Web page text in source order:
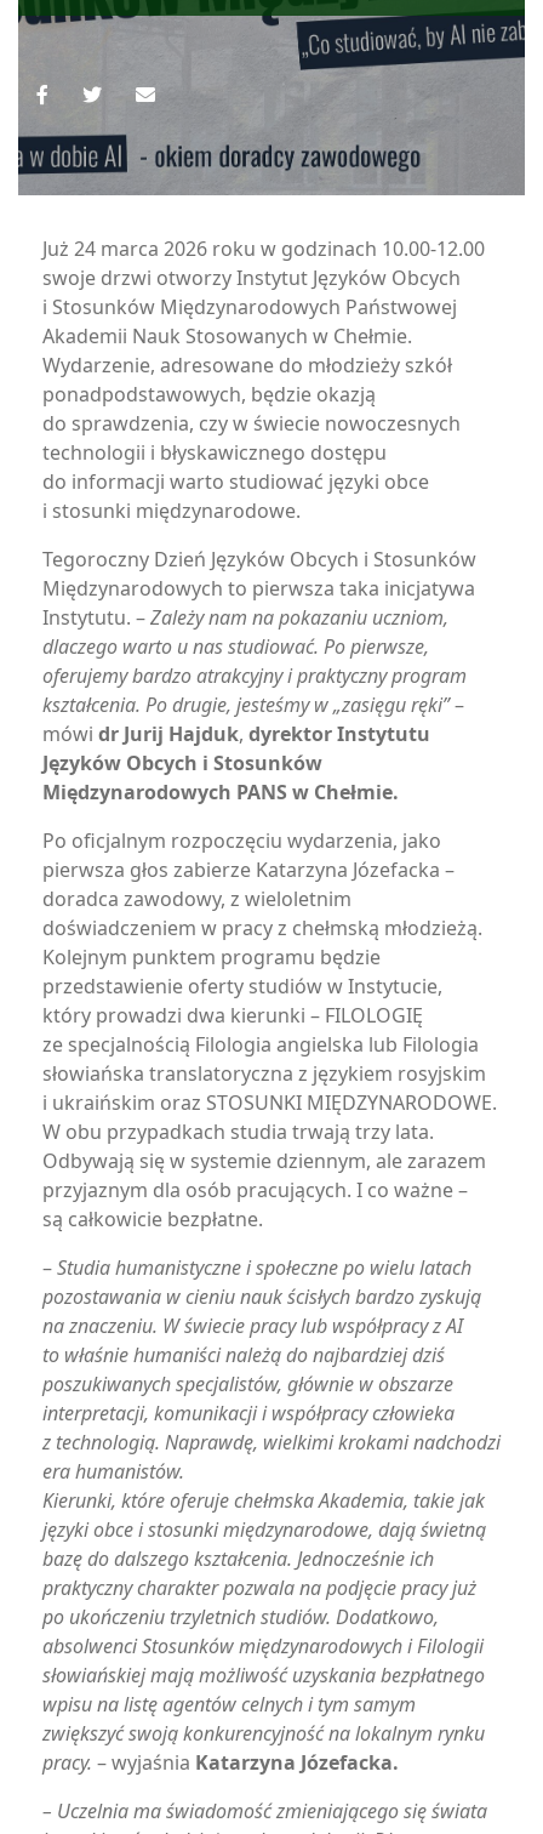
Już 24 marca 2026 roku w godzinach 10.00-12.00
swoje drzwi otworzy Instytut Języków Obcych
i Stosunków Międzynarodowych Państwowej
Akademii Nauk Stosowanych w Chełmie.
Wydarzenie, adresowane do młodzieży szkół
ponadpodstawowych, będzie okazją
do sprawdzenia, czy w świecie nowoczesnych
technologii i błyskawicznego dostępu
do informacji warto studiować języki obce
i stosunki międzynarodowe.
Tegoroczny Dzień Języków Obcych i Stosunków
Międzynarodowych to pierwsza taka inicjatywa
Instytutu. –Zależy nam na pokazaniu uczniom,
dlaczego warto u nas studiować. Po pierwsze,
oferujemy bardzo atrakcyjny i praktyczny program
kształcenia. Po drugie, jesteśmy w „zasięgu ręki”–
mówi dr Jurij Hajduk, dyrektor Instytutu
Języków Obcych i Stosunków
Międzynarodowych PANS w Chełmie.
Po oficjalnym rozpoczęciu wydarzenia, jako
pierwsza głos zabierze Katarzyna Józefacka –
doradca zawodowy, z wieloletnim
doświadczeniem w pracy z chełmską młodzieżą.
Kolejnym punktem programu będzie
przedstawienie oferty studiów w Instytucie,
który prowadzi dwa kierunki – FILOLOGIĘ
ze specjalnością Filologia angielska lub Filologia
słowiańska translatoryczna z językiem rosyjskim
i ukraińskim oraz STOSUNKI MIĘDZYNARODOWE.
W obu przypadkach studia trwają trzy lata.
Odbywają się w systemie dziennym, ale zarazem
przyjaznym dla osób pracujących. I co ważne –
są całkowicie bezpłatne.
–Studia humanistyczne i społeczne po wielu latach
pozostawania w cieniu nauk ścisłych bardzo zyskują
na znaczeniu. W świecie pracy lub współpracy z AI
to właśnie humaniści należą do najbardziej dziś
poszukiwanych specjalistów, głównie w obszarze
interpretacji, komunikacji i współpracy człowieka
z technologią. Naprawdę, wielkimi krokami nadchodzi
era humanistów.
Kierunki, które oferuje chełmska Akademia, takie jak
języki obce i stosunki międzynarodowe, dają świetną
bazę do dalszego kształcenia. Jednocześnie ich
praktyczny charakter pozwala na podjęcie pracy już
po ukończeniu trzyletnich studiów. Dodatkowo,
absolwenci Stosunków międzynarodowych i Filologii
słowiańskiej mają możliwość uzyskania bezpłatnego
wpisu na listę agentów celnych i tym samym
zwiększyć swoją konkurencyjność na lokalnym rynku
pracy. – wyjaśnia Katarzyna Józefacka.
– Uczelnia ma świadomość zmieniającego się świata